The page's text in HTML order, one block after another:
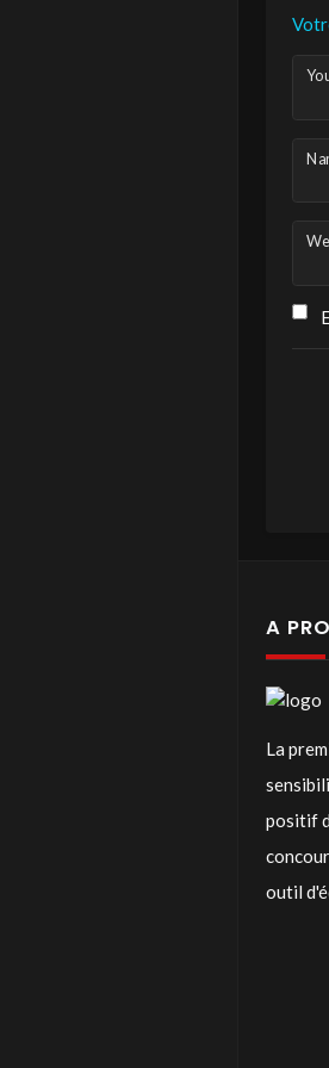
A
La
positif
outil